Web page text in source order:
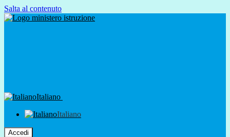
Salta al contenuto
Italiano
Italiano
Accedi